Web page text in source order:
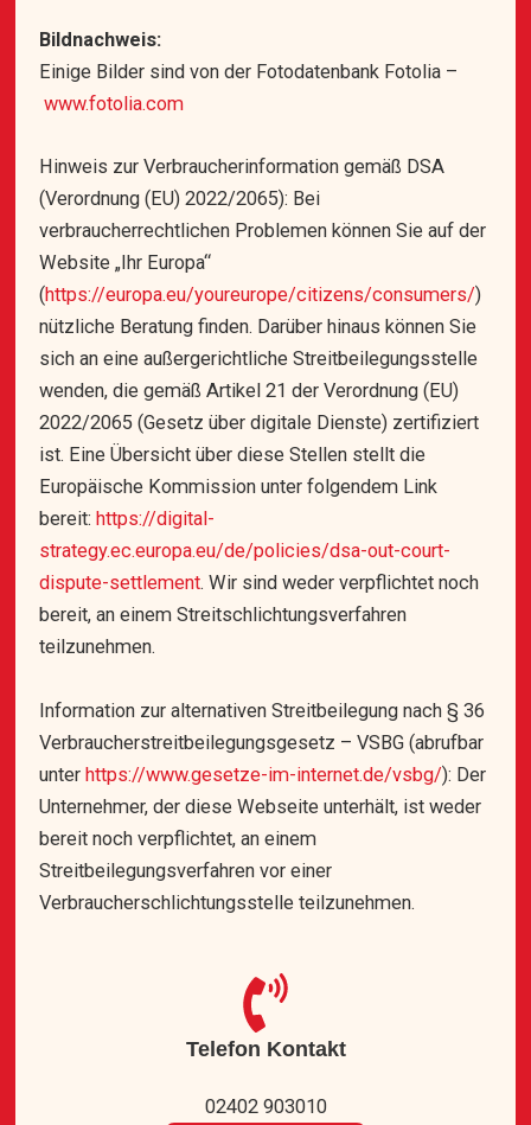
Bildnachweis:
Einige Bilder sind von der Fotodatenbank Fotolia –
www.fotolia.com
Hinweis zur Verbraucherinformation gemäß DSA
(Verordnung (EU) 2022/2065): Bei
verbraucherrechtlichen Problemen können Sie auf der
Website „Ihr Europa“
(https://europa.eu/youreurope/citizens/consumers/)
nützliche Beratung finden. Darüber hinaus können Sie
sich an eine außergerichtliche Streitbeilegungsstelle
wenden, die gemäß Artikel 21 der Verordnung (EU)
2022/2065 (Gesetz über digitale Dienste) zertifiziert
ist. Eine Übersicht über diese Stellen stellt die
Europäische Kommission unter folgendem Link
bereit: https://digital-
strategy.ec.europa.eu/de/policies/dsa-out-court-
dispute-settlement. Wir sind weder verpflichtet noch
bereit, an einem Streitschlichtungsverfahren
teilzunehmen.
Information zur alternativen Streitbeilegung nach § 36
Verbraucherstreitbeilegungsgesetz – VSBG (abrufbar
unterhttps://www.gesetze-im-internet.de/vsbg/): Der
Unternehmer, der diese Webseite unterhält, ist weder
bereit noch verpflichtet, an einem
Streitbeilegungsverfahren vor einer
Verbraucherschlichtungsstelle teilzunehmen.
Telefon Kontakt
02402 903010